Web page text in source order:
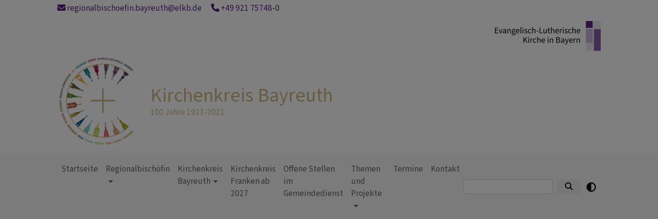
regionalbischoefin.bayreuth@elkb.de +49 921 75748-0
Kirchenkreis Bayreuth
100 Jahre 1921-2021
Startseite Regionalbischöfin
Kirchenkreis
Bayreuth
Kirchenkreis
Franken ab
2027
Offene Stellen
im
Gemeindedienst
Themen
und
Projekte
Termine
Kontakt